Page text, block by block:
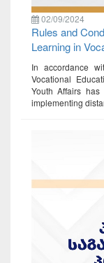
02/09/2024
Rules and
Learning in
In accordance
Vocational
Youth Affairs
implementing